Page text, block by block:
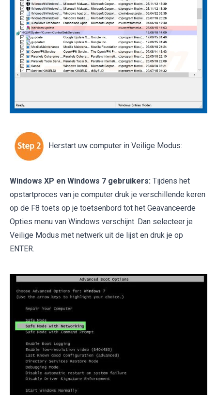
Herstart uw computer in Veilige Modus:
Windows XP en Windows 7 gebruikers: Tijdens het
opstartproces van je computer druk je verschillende keren
op de F8 toets op je toetsenbord tot het Geavanceerde
Opties menu van Windows verschijnt. Dan selecteer je
Veilige Modus met netwerk uit de lijst en druk je op
ENTER.